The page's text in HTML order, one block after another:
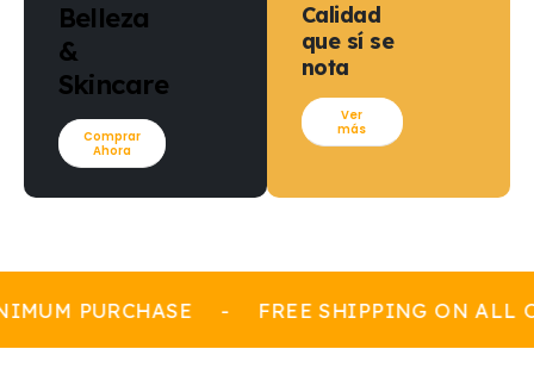
Belleza
&
Skincare
Comprar
Ahora
Calidad
que sí se
nota
Ver
más
PURCHASE - FREE SHIPPING ON ALL